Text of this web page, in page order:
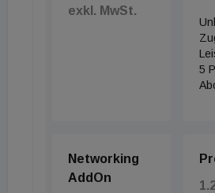
exkl. MwSt.
5
Networking
AddOn